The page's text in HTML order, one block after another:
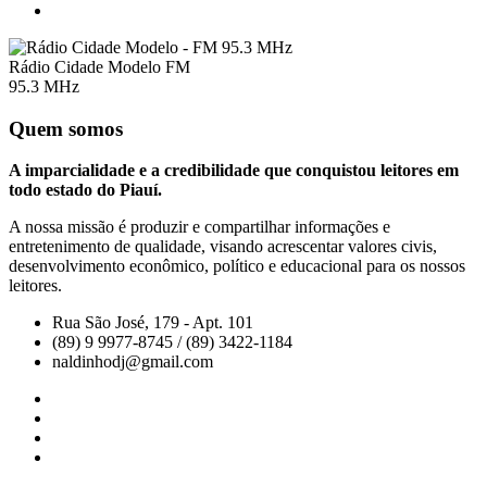
Rádio Cidade Modelo FM
95.3 MHz
Quem somos
A imparcialidade e a credibilidade que conquistou leitores em
todo estado do Piauí.
A nossa missão é produzir e compartilhar informações e
entretenimento de qualidade, visando acrescentar valores civis,
desenvolvimento econômico, político e educacional para os nossos
leitores.
Rua São José, 179 - Apt. 101
(89) 9 9977-8745 / (89) 3422-1184
naldinhodj@gmail.com